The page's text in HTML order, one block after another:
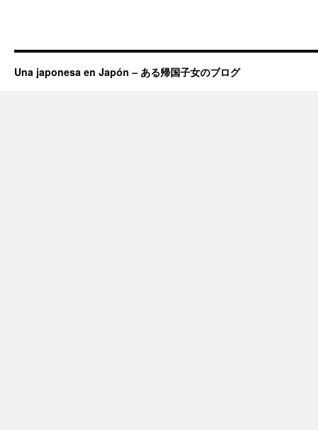
Una japonesa en Japón – ある帰国子女のブログ